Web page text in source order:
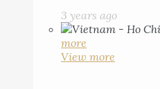
3 years ago
more
View more